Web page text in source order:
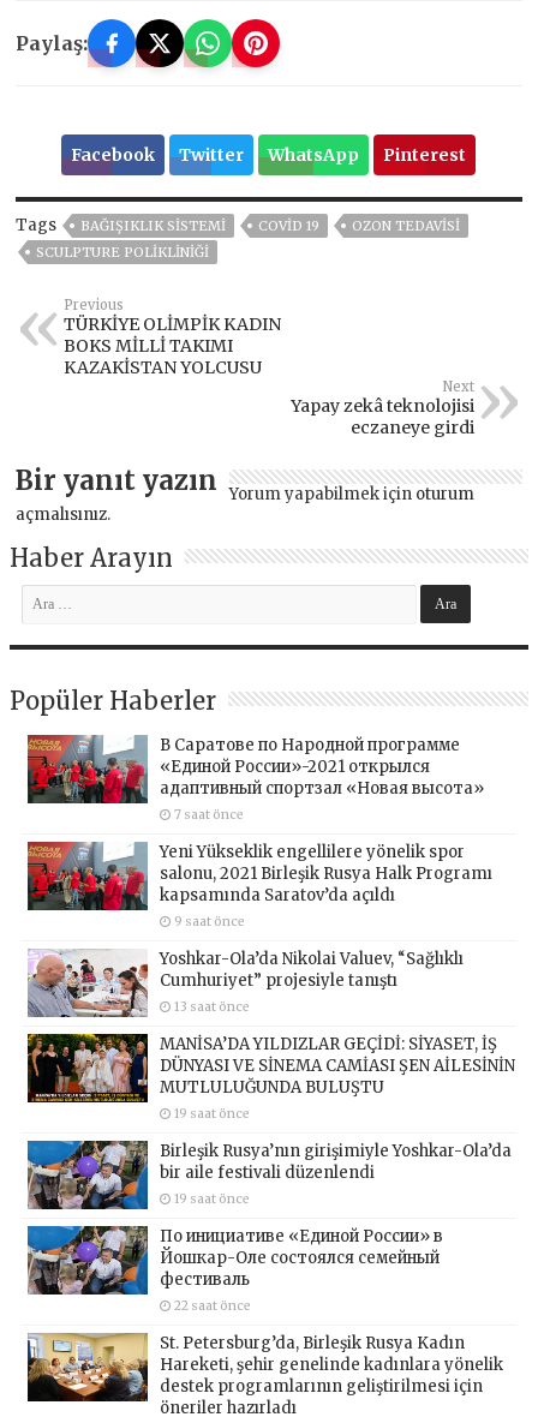
Paylaş:
Facebook Twitter WhatsApp Pinterest
Tags BAĞIŞIKLIK SISTEMI COVID 19
OZON TEDAVISI
SCULPTURE POLIKLINIĞI
Previous
TÜRKİYE OLİMPİK KADIN
BOKS MİLLİ TAKIMI
KAZAKİSTAN YOLCUSU
Next
Yapay zekâ teknolojisi
eczaneye girdi
Bir yanıt yazın Yorum yapabilmek için oturum
açmalısınız.
Haber Arayın
Popüler Haberler
В Саратове по Народной программе
«Единой России»-2021 открылся
адаптивный спортзал «Новая высота»
7 saat önce
Yeni Yükseklik engellilere yönelik spor
salonu, 2021 Birleşik Rusya Halk Programı
kapsamında Saratov’da açıldı
9 saat önce
Yoshkar-Ola’da Nikolai Valuev, “Sağlıklı
Cumhuriyet” projesiyle tanıştı
13 saat önce
MANİSA’DA YILDIZLAR GEÇİDİ: SİYASET, İŞ
DÜNYASI VE SİNEMA CAMİASI ŞEN AİLESİNİN
MUTLULUĞUNDA BULUŞTU
19 saat önce
Birleşik Rusya’nın girişimiyle Yoshkar-Ola’da
bir aile festivali düzenlendi
19 saat önce
По инициативе «Единой России» в
Йошкар-Оле состоялся семейный
фестиваль
22 saat önce
St. Petersburg’da, Birleşik Rusya Kadın
Hareketi, şehir genelinde kadınlara yönelik
destek programlarının geliştirilmesi için
öneriler hazırladı